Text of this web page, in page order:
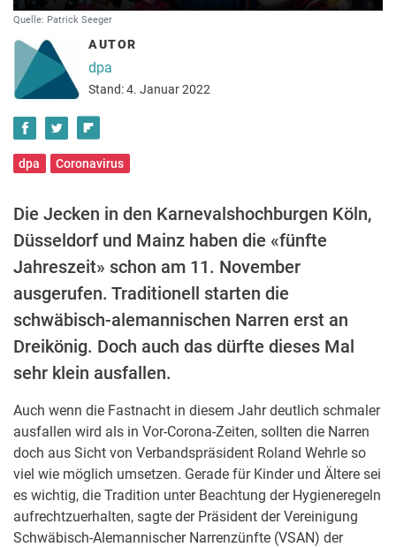
Quelle: Patrick Seeger
AUTOR
dpa
Stand: 4. Januar 2022
dpa Coronavirus
Die Jecken in den Karnevalshochburgen Köln,
Düsseldorf und Mainz haben die «fünfte
Jahreszeit» schon am 11. November
ausgerufen. Traditionell starten die
schwäbisch-alemannischen Narren erst an
Dreikönig. Doch auch das dürfte dieses Mal
sehr klein ausfallen.
Auch wenn die Fastnacht in diesem Jahr deutlich schmaler
ausfallen wird als in Vor-Corona-Zeiten, sollten die Narren
doch aus Sicht von Verbandspräsident Roland Wehrle so
viel wie möglich umsetzen. Gerade für Kinder und Ältere sei
es wichtig, die Tradition unter Beachtung der Hygieneregeln
aufrechtzuerhalten, sagte der Präsident der Vereinigung
Schwäbisch-Alemannischer Narrenzünfte (VSAN) der